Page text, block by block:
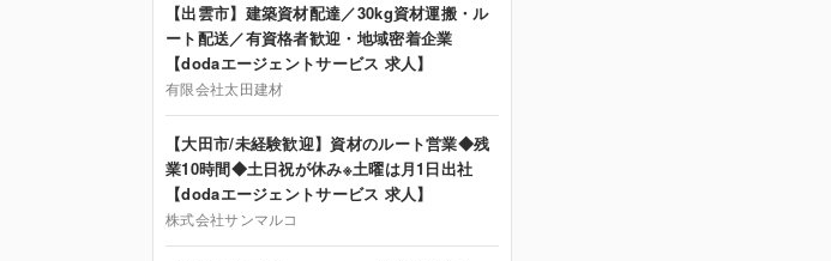
【出雲市】建築資材配達／30kg資材運搬・ル
ート配送／有資格者歓迎・地域密着企業
【dodaエージェントサービス 求人】
有限会社太田建材
【大田市/未経験歓迎】資材のルート営業◆残
業10時間◆土日祝が休み※土曜は月1日出社
【dodaエージェントサービス 求人】
株式会社サンマルコ